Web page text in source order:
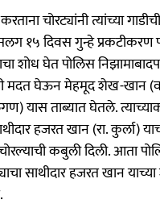
चोरट्यांनी त्यांच्या
१५ दिवस गुन्हे प्रकटीकरण
शोध घेत पोलिस
मदत घेऊन मेहमूद शेख-खान
यास ताब्यात घेतले.
हजरत खान (रा. कुर्ला)
कबुली दिली. आता
साथीदार हजरत खान